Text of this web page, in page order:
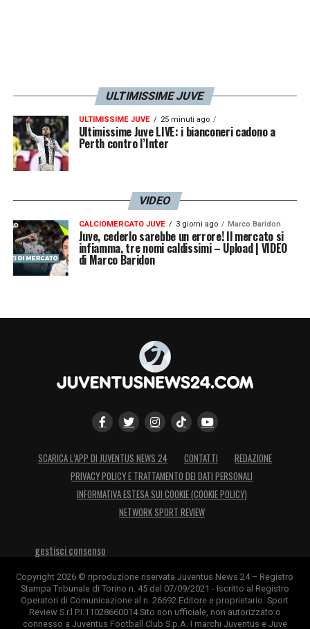
ULTIMISSIME JUVE
ULTIMISSIME JUVE 25 minuti ago
Ultimissime Juve LIVE: i bianconeri cadono a
Perth contro l’Inter
VIDEO
CALCIOMERCATO JUVE 3 giorni ago Marco Baridon
Juve, cederlo sarebbe un errore! Il mercato si
infiamma, tre nomi caldissimi – Upload | VIDEO
di Marco Baridon
SCARICA L’APP DI JUVENTUS NEWS 24 CONTATTI
REDAZIONE
PRIVACY POLICY E TRATTAMENTO DEI DATI PERSONALI
INFORMATIVA ESTESA SUI COOKIE (COOKIE POLICY)
NETWORK SPORT REVIEW
gestisci consenso
Copyright 2026 © riproduzione riservata Juventus News 24 – Registro
Stampa Tribunale di Torino n. 45 del 07/09/2021 - Iscritto al Registro
Operatori di Comunicazione al n. 26692 Editore e proprietario: Sport
Review S.r.l P.I.11028660014 Sito non ufficiale, non autorizzato o
connesso a Juventus Football Club S.p.A. I marchi Juventus e Juve